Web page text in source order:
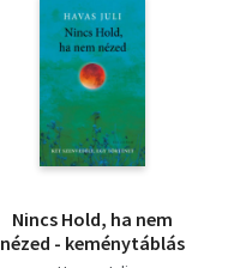
Nincs Hold, ha nem
nézed - keménytáblás